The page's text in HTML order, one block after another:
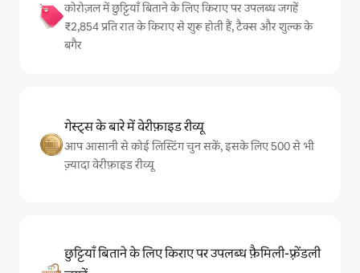
कोरोज़ल में छुट्टियाँ बिताने के लिए किराए पर उपलब्ध जगहें
₹2,854 प्रति रात के किराए से शुरू होती हैं, टैक्स और शुल्क के
बगैर
गेस्ट्स के बारे में वेरीफ़ाइड रीव्यू
आप आसानी से कोई लिस्टिंग चुन सकें, इसके लिए 500 से भी
ज़्यादा वेरीफ़ाइड रीव्यू
छुट्टियाँ बिताने के लिए किराए पर उपलब्ध फ़ैमिली-फ़्रेंडली